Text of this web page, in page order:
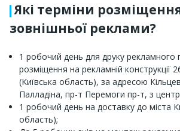
Які терміни
зовнішньої реклами?
1 робочий день для друку рекламного
розміщення на рекламній конструкції
(Київська область), за адресою
Палладіна, пр-т Перемоги пр-т, з
1 робочий день на доставку до міста
область);